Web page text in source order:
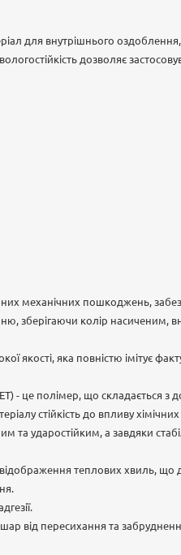
для внутрішнього
дозволяє
механічних пошкоджень,
зберігаючи колір насиченим,
якості, яка повністю імітує
- це полімер, що складається з
стійкість до впливу
та ударостійким, а завдяки
теплових хвиль, що
від пересихання та